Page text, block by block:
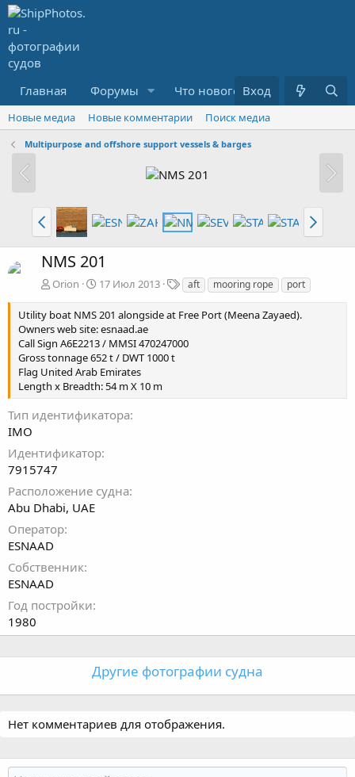
Главная Форумы Что нового? Медиа
Вход
Новые медиа Новые комментарии Поиск медиа
Multipurpose and offshore support vessels & barges
NMS 201
Orion 17 Июл 2013
Т
е
г
aft mooring rope port
Utility boat NMS 201 alongside at Free Port (Meena Zayaed).
Owners web site: esnaad.ae
Call Sign A6E2213 / MMSI 470247000
Gross tonnage 652 t / DWT 1000 t
Flag United Arab Emirates
Length x Breadth: 54 m X 10 m
Тип идентификатора
IMO
Идентификатор
7915747
Расположение судна
Abu Dhabi, UAE
Оператор
ESNAAD
Собственник
ESNAAD
Год постройки
1980
Другие фотографии судна
Нет комментариев для отображения.